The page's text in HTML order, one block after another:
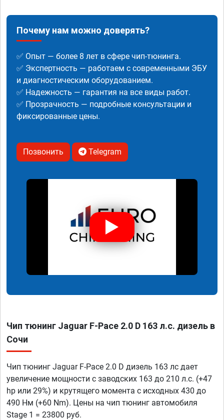
Почему нам можно доверять?
✅ Опыт — более 8 лет в сфере чип-тюнинга.
✅ Экспертность — работаем с современными ЭБУ
и диагностическим оборудованием.
✅ Надежность — гарантия на все виды работ.
✅ Прозрачность — подробные консультации и
фиксированные цены.
Позвонить Telegram
Чип тюнинг Jaguar F-Pace 2.0 D 163 л.с. дизель в
Сочи
Чип тюнинг Jaguar F-Pace 2.0 D дизель 163 лс дает
увеличение мощности с заводских 163 до 210 л.с. (+47
hp или 29%) и крутящего момента с исходных 430 до
490 Нм (+60 Nm). Цены на чип тюнинг автомобиля
Stage 1 = 23800 руб.